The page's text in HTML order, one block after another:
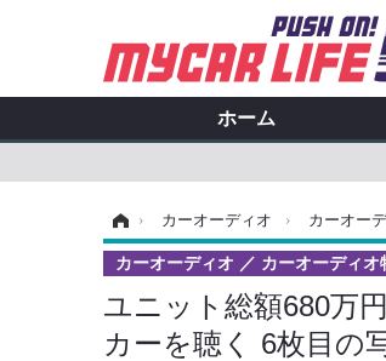
ホーム
› カーオーディオ › カーオー
ユニット総額680万
カーを聴く 6枚目の
カーオーディオ カーオーディオ